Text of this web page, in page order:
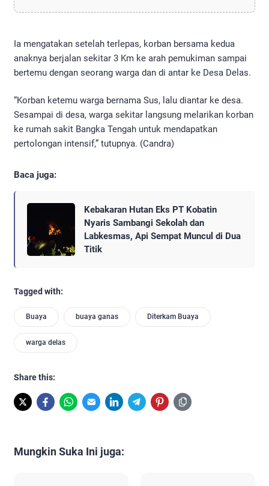
Ia mengatakan setelah terlepas, korban bersama kedua
anaknya berjalan sekitar 3 Km ke arah pemukiman sampai
bertemu dengan seorang warga dan di antar ke Desa Delas.
“Korban ketemu warga bernama Sus, lalu diantar ke desa.
Sesampai di desa, warga sekitar langsung melarikan korban
ke rumah sakit Bangka Tengah untuk mendapatkan
pertolongan intensif,” tutupnya. (Candra)
Baca juga:
Kebakaran Hutan Eks PT Kobatin
Nyaris Sambangi Sekolah dan
Labkesmas, Api Sempat Muncul di Dua
Titik
Tagged with:
Buaya buaya ganas Diterkam Buaya
warga delas
Share this:
Mungkin Suka Ini juga: